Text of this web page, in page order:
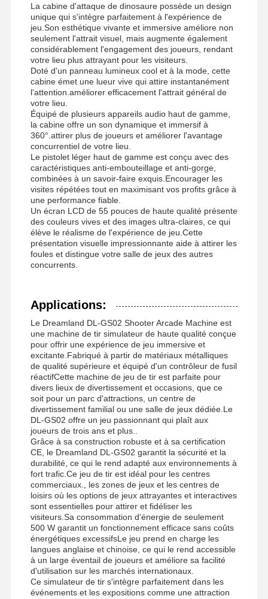
Nous
Visite D'usine Contrôle De
La Qualité
Contact Nouvelles
Tous Les CasDemande De
Soumission
machine à jeux pour enfants
Machine de jeu de course automobile
appareil de tir
Machine de jeu de rachat de billet
La cabine d'attaque de dinosaure possède un design
unique qui s'intègre parfaitement à l'expérience de
jeu.Son esthétique vivante et immersive améliore non
seulement l'attrait visuel, mais augmente également
considérablement l'engagement des joueurs, rendant
votre lieu plus attrayant pour les visiteurs.
Doté d'un panneau lumineux cool et à la mode, cette
cabine émet une lueur vive qui attire instantanément
l'attention.améliorer efficacement l'attrait général de
votre lieu.
Équipé de plusieurs appareils audio haut de gamme,
la cabine offre un son dynamique et immersif à
360°.attirer plus de joueurs et améliorer l'avantage
concurrentiel de votre lieu.
Le pistolet léger haut de gamme est conçu avec des
caractéristiques anti-embouteillage et anti-gorge,
combinées à un savoir-faire exquis.Encourager les
visites répétées tout en maximisant vos profits grâce à
une performance fiable.
Un écran LCD de 55 pouces de haute qualité présente
des couleurs vives et des images ultra-claires, ce qui
élève le réalisme de l'expérience de jeu.Cette
présentation visuelle impressionnante aide à attirer les
foules et distingue votre salle de jeux des autres
concurrents.
Applications:
Le Dreamland DL-GS02 Shooter Arcade Machine est
une machine de tir simulateur de haute qualité conçue
pour offrir une expérience de jeu immersive et
excitante.Fabriqué à partir de matériaux métalliques
de qualité supérieure et équipé d'un contrôleur de fusil
réactifCette machine de jeu de tir est parfaite pour
divers lieux de divertissement et occasions, que ce
soit pour un parc d'attractions, un centre de
divertissement familial ou une salle de jeux dédiée.Le
DL-GS02 offre un jeu passionnant qui plaît aux
joueurs de trois ans et plus..
Grâce à sa construction robuste et à sa certification
CE, le Dreamland DL-GS02 garantit la sécurité et la
durabilité, ce qui le rend adapté aux environnements à
fort trafic.Ce jeu de tir est idéal pour les centres
commerciaux., les zones de jeux et les centres de
loisirs où les options de jeux attrayantes et interactives
sont essentielles pour attirer et fidéliser les
visiteurs.Sa consommation d'énergie de seulement
500 W garantit un fonctionnement efficace sans coûts
énergétiques excessifsLe jeu prend en charge les
langues anglaise et chinoise, ce qui le rend accessible
à un large éventail de joueurs et améliore sa facilité
d'utilisation sur les marchés internationaux.
Ce simulateur de tir s'intègre parfaitement dans les
événements et les expositions comme une attraction